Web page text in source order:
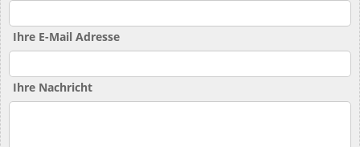
Ihre E-Mail Adresse
Ihre Nachricht